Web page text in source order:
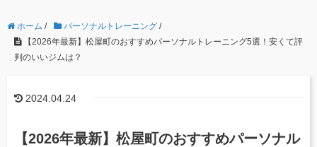
ホーム / パーソナルトレーニング /
【2026年最新】松屋町のおすすめパーソナルトレーニング5選！安くて評
判のいいジムは？
2024.04.24
【2026年最新】松屋町のおすすめパーソナル